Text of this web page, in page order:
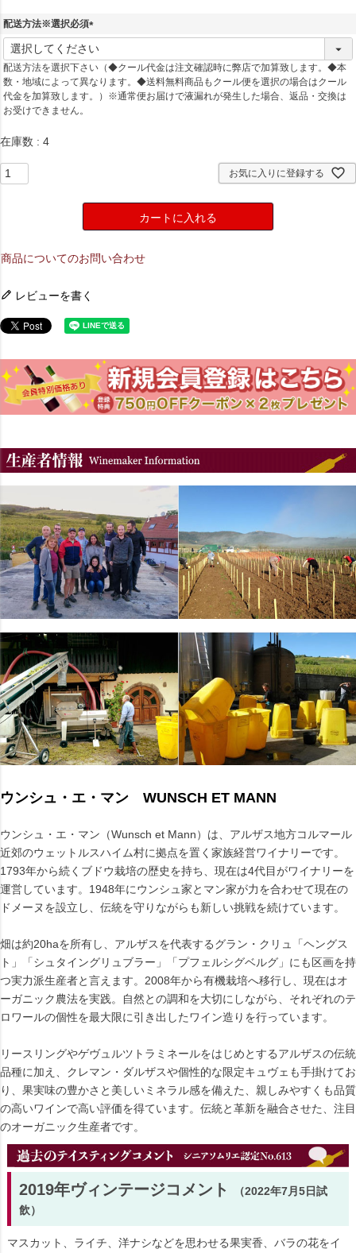
配送方法※選択必須
(
必
須
)
配送方法を選択下さい（◆クール代金は注文確認時に弊店で加算致します。◆本
数・地域によって異なります。◆送料無料商品もクール便を選択の場合はクール
代金を加算致します。）※通常便お届けで液漏れが発生した場合、返品・交換は
お受けできません。
在庫数 4
お気に入りに登録する
カートに入れる
商品についてのお問い合わせ
レビューを書く
ウンシュ・エ・マン WUNSCH ET MANN
ウンシュ・エ・マン（Wunsch et Mann）は、アルザス地方コルマール
近郊のウェットルスハイム村に拠点を置く家族経営ワイナリーです。
1793年から続くブドウ栽培の歴史を持ち、現在は4代目がワイナリーを
運営しています。1948年にウンシュ家とマン家が力を合わせて現在の
ドメーヌを設立し、伝統を守りながらも新しい挑戦を続けています。
畑は約20haを所有し、アルザスを代表するグラン・クリュ「ヘングス
ト」「シュタイングリュブラー」「プフェルシグベルグ」にも区画を持
つ実力派生産者と言えます。2008年から有機栽培へ移行し、現在はオ
ーガニック農法を実践。自然との調和を大切にしながら、それぞれのテ
ロワールの個性を最大限に引き出したワイン造りを行っています。
リースリングやゲヴュルツトラミネールをはじめとするアルザスの伝統
品種に加え、クレマン・ダルザスや個性的な限定キュヴェも手掛けてお
り、果実味の豊かさと美しいミネラル感を備えた、親しみやすくも品質
の高いワインで高い評価を得ています。伝統と革新を融合させた、注目
のオーガニック生産者です。
2019年ヴィンテージコメント
（2022年7月5日試
飲）
マスカット、ライチ、洋ナシなどを思わせる果実香、バラの花をイ